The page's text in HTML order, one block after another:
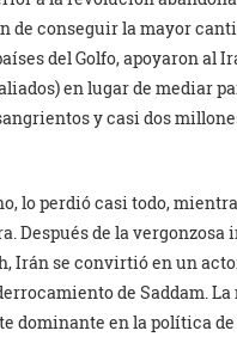
conseguir la mayor
del Golfo, apoyaron al
en lugar de mediar
y casi dos
lo perdió casi todo,
Después de la
Irán se convirtió en un
de Saddam.
dominante en la política de